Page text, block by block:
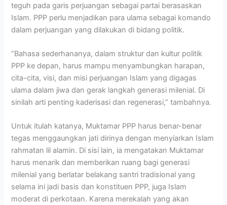
teguh pada garis perjuangan sebagai partai berasaskan
Islam. PPP perlu menjadikan para ulama sebagai komando
dalam perjuangan yang dilakukan di bidang politik.
“Bahasa sederhananya, dalam struktur dan kultur politik
PPP ke depan, harus mampu menyambungkan harapan,
cita-cita, visi, dan misi perjuangan Islam yang digagas
ulama dalam jiwa dan gerak langkah generasi milenial. Di
sinilah arti penting kaderisasi dan regenerasi,” tambahnya.
Untuk itulah katanya, Muktamar PPP harus benar-benar
tegas menggaungkan jati dirinya dengan menyiarkan Islam
rahmatan lil alamin. Di sisi lain, ia mengatakan Muktamar
harus menarik dan memberikan ruang bagi generasi
milenial yang berlatar belakang santri tradisional yang
selama ini jadi basis dan konstituen PPP, juga Islam
moderat di perkotaan. Karena merekalah yang akan